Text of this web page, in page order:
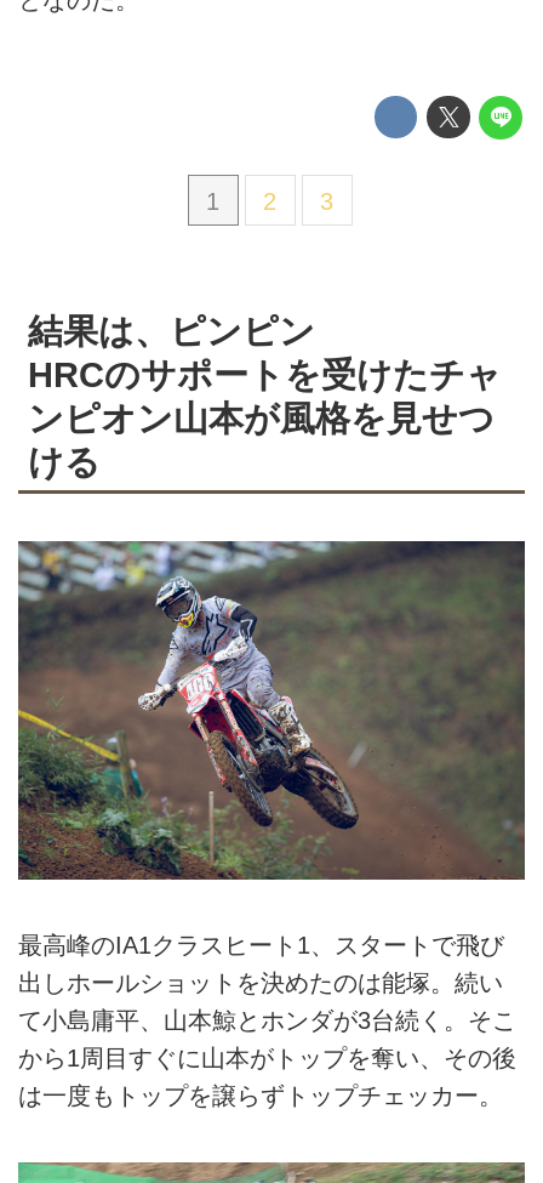
1 2 3
結果は、ピンピン
HRCのサポートを受けたチャ
ンピオン山本が風格を見せつ
ける
最高峰のIA1クラスヒート1、スタートで飛び
出しホールショットを決めたのは能塚。続い
て小島庸平、山本鯨とホンダが3台続く。そこ
から1周目すぐに山本がトップを奪い、その後
は一度もトップを譲らずトップチェッカー。